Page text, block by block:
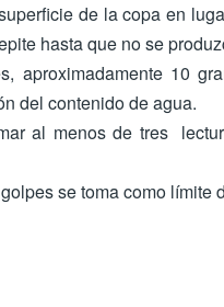
de la copa en
hasta que no se
aproximadamente 10
del contenido de agua.
al menos de tres
se toma como límite